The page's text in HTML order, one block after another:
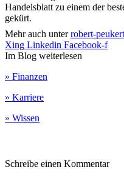
Handelsblatt zu einem der
gekürt.
Mehr auch unterrobert-
Xing Linkedin Facebook-f
Im Blog weiterlesen
» Finanzen
» Karriere
» Wissen
Schreibe einen Kommentar